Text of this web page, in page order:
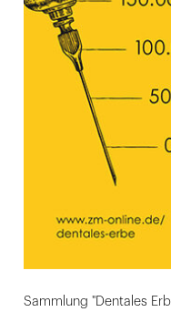
Sammlung "Dentales